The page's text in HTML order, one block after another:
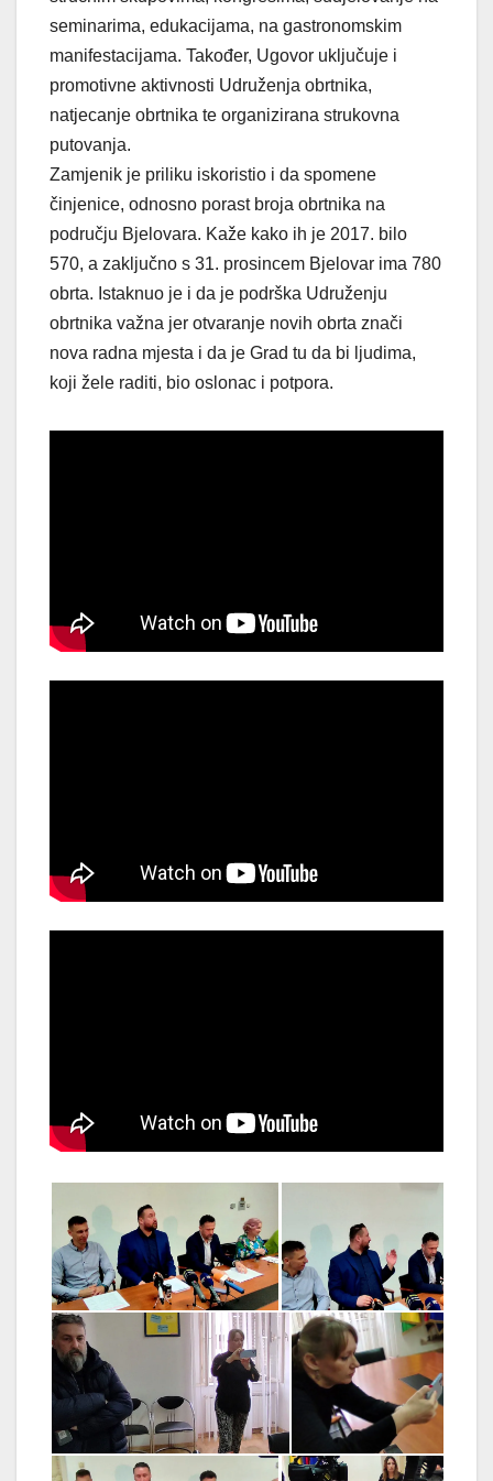
seminarima, edukacijama, na gastronomskim
manifestacijama. Također, Ugovor uključuje i
promotivne aktivnosti Udruženja obrtnika,
natjecanje obrtnika te organizirana strukovna
putovanja.
Zamjenik je priliku iskoristio i da spomene
činjenice, odnosno porast broja obrtnika na
području Bjelovara. Kaže kako ih je 2017. bilo
570, a zaključno s 31. prosincem Bjelovar ima 780
obrta. Istaknuo je i da je podrška Udruženju
obrtnika važna jer otvaranje novih obrta znači
nova radna mjesta i da je Grad tu da bi ljudima,
koji žele raditi, bio oslonac i potpora.